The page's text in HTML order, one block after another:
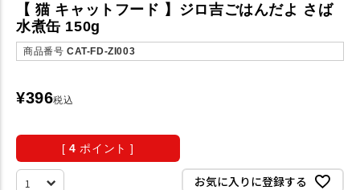
【 猫 キャットフード 】ジロ吉ごはんだよ さば
水煮缶 150g
商品番号 CAT-FD-ZI003
¥396税込
[ 4 ポイント ]
お気に入りに登録する